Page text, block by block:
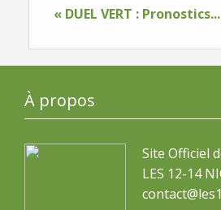
« DUEL VERT : Pronostics...
À propos
Site Officiel
LES 12-14